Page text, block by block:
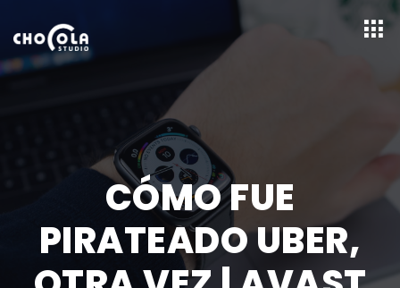
CÓMO FUE
PIRATEADO UBER,